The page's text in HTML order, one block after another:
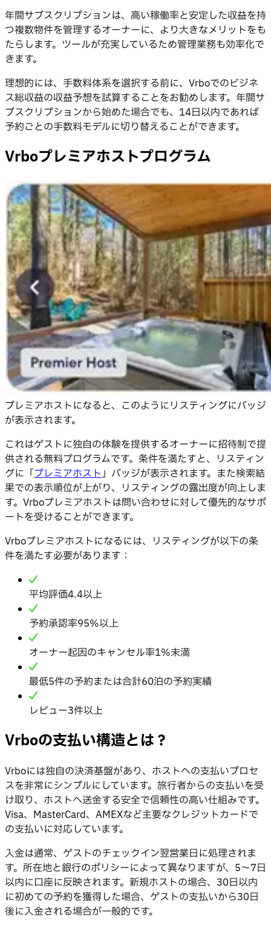
年間サブスクリプションは、高い稼働率と安定した収益を持
つ複数物件を管理するオーナーに、より大きなメリットをも
たらします。ツールが充実しているため管理業務も効率化で
きます。
理想的には、手数料体系を選択する前に、Vrboでのビジネ
ス総収益の収益予想を試算することをお勧めします。年間サ
ブスクリプションから始めた場合でも、14日以内であれば
予約ごとの手数料モデルに切り替えることができます。
Vrboプレミアホストプログラム
プレミアホストになると、このようにリスティングにバッジ
が表示されます。
これはゲストに独自の体験を提供するオーナーに招待制で提
供される無料プログラムです。条件を満たすと、リスティン
グに「プレミアホスト」バッジが表示されます。また検索結
果での表示順位が上がり、リスティングの露出度が向上しま
す。Vrboプレミアホストは問い合わせに対して優先的なサポ
ートを受けることができます。
Vrboプレミアホストになるには、リスティングが以下の条
件を満たす必要があります：
平均評価4.4以上
予約承認率95%以上
オーナー起因のキャンセル率1%未満
最低5件の予約または合計60泊の予約実績
レビュー3件以上
Vrboの支払い構造とは？
Vrboには独自の決済基盤があり、ホストへの支払いプロセ
スを非常にシンプルにしています。旅行者からの支払いを受
け取り、ホストへ送金する安全で信頼性の高い仕組みです。
Visa、MasterCard、AMEXなど主要なクレジットカードで
の支払いに対応しています。
入金は通常、ゲストのチェックイン翌営業日に処理されま
す。所在地と銀行のポリシーによって異なりますが、5〜7日
以内に口座に反映されます。新規ホストの場合、30日以内
に初めての予約を獲得した場合、ゲストの支払いから30日
後に入金される場合が一般的です。